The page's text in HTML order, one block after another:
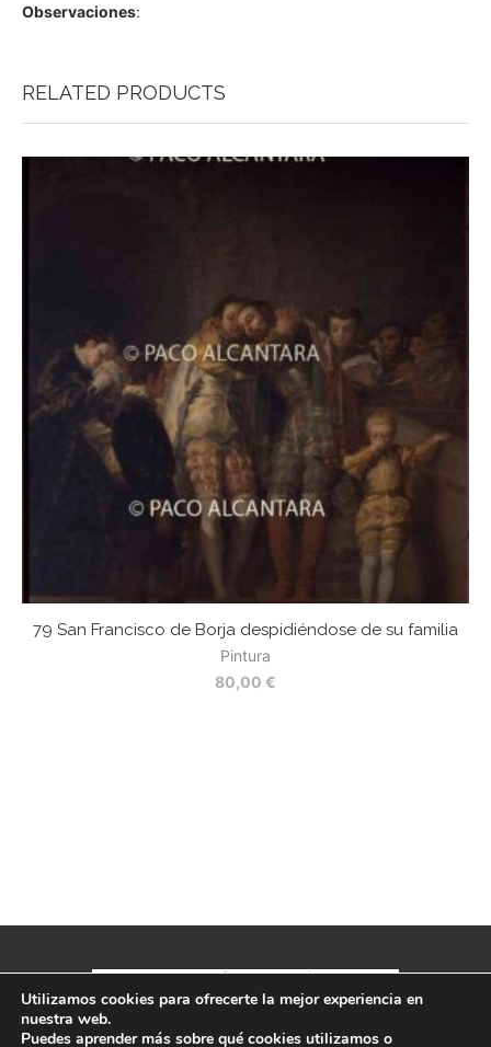
Observaciones:
RELATED PRODUCTS
79 San Francisco de Borja despidiéndose de su familia
Pintura
80,00 €
Política de privacidad-Aviso legal-Términos y condiciones
Utilizamos cookies para ofrecerte la mejor experiencia en
nuestra web.
Puedes aprender más sobre qué cookies utilizamos o